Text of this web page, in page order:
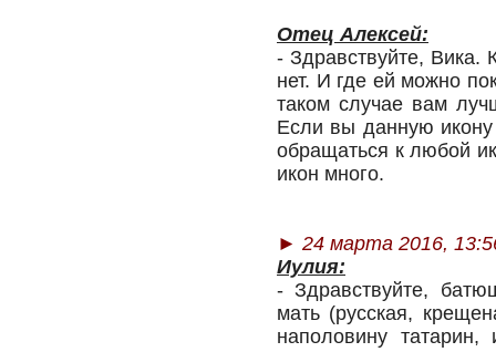
Отец Алексей:
- Здравствуйте,
нет. И где ей можно
таком случае вам
Если вы данную
обращаться к любой
икон много.
► 24 марта 2016,
Иулия:
- Здравствуйте,
мать (русская,
наполовину